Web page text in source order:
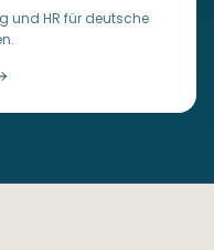
und HR für deutsche